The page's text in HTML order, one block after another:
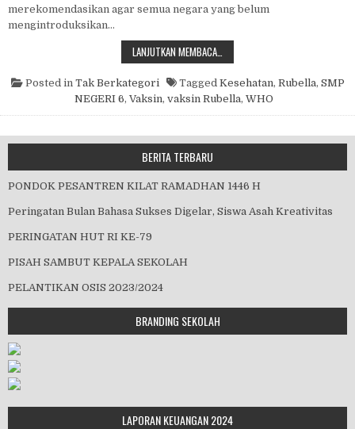
merekomendasikan agar semua negara yang belum
mengintroduksikan…
LANJUTKAN MEMBACA…
Posted in Tak Berkategori Tagged Kesehatan, Rubella, SMP
NEGERI 6, Vaksin, vaksin Rubella, WHO
BERITA TERBARU
PONDOK PESANTREN KILAT RAMADHAN 1446 H
Peringatan Bulan Bahasa Sukses Digelar, Siswa Asah Kreativitas
PERINGATAN HUT RI KE-79
PISAH SAMBUT KEPALA SEKOLAH
PELANTIKAN OSIS 2023/2024
BRANDING SEKOLAH
LAPORAN KEUANGAN 2024